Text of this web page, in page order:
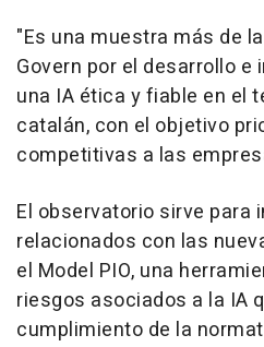
"Es una muestra más de
Govern por el desarrollo
una IA ética y fiable en el
catalán, con el objetivo
competitivas a las
El observatorio sirve para
relacionados con las
el Model PIO, una
riesgos asociados a la IA
cumplimiento de la